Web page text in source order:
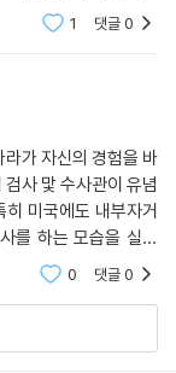
화를 거부하다 해임
위해 헌신한 검사,
프릿 바라라의 첫
들을 파헤치며 겪었던
, 그리고 우리 모두가
해 가장 먼저 바로 서
는 묵직한 질문
드네요. 잘 읽었습니
1 댓글0
가 자신의 경험을 바
사 맟 수사관이 유념
미국에도 내부자거
를 하는 모습을 실제
청이 폭넓게 허용되
0 댓글0